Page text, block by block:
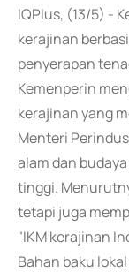
IQPlus, (13/5) -
kerajinan
penyerapan
Kemenperin
kerajinan yang
Menteri
alam dan
tinggi.
tetapi juga
"IKM kerajinan
Bahan baku